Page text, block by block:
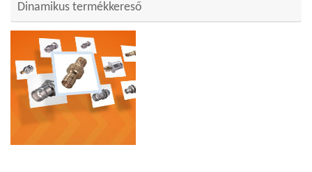
Dinamikus termékkereső